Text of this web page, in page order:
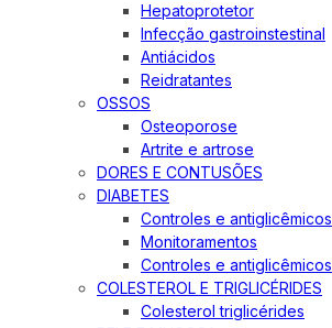
Hepatoprotetor
Infecção gastroinstestinal
Antiácidos
Reidratantes
OSSOS
Osteoporose
Artrite e artrose
DORES E CONTUSÕES
DIABETES
Controles e antiglicêmicos
Monitoramentos
Controles e antiglicêmicos
COLESTEROL E TRIGLICÉRIDES
Colesterol triglicérides